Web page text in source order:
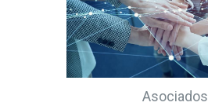
Asociados